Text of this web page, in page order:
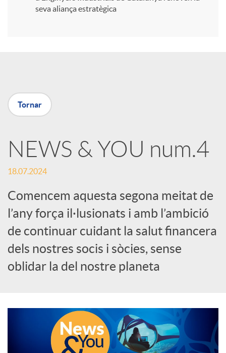
a
X
a
r
x
e
s
S
seva aliança estratègica
Tornar
NEWS & YOU num.4
18.07.2024
Comencem aquesta segona meitat de
l’any força il·lusionats i amb l’ambició
de continuar cuidant la salut financera
dels nostres socis i sòcies, sense
oblidar la del nostre planeta